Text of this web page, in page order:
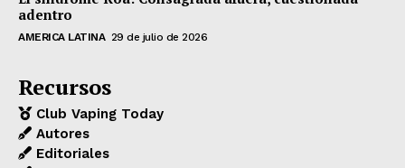
adentro
AMERICA LATINA 29 de julio de 2026
Recursos
Club Vaping Today
Autores
Editoriales